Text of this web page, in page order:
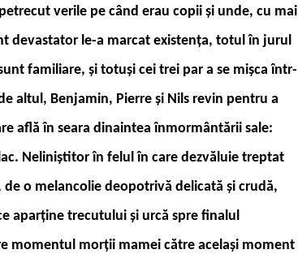
verile pe când erau copii și unde, cu mai
devastator le-a marcat existența, totul în jurul
familiare, și totuși cei trei par a se mișca într-
altul, Benjamin, Pierre și Nils revin pentru a
află în seara dinaintea înmormântării sale:
Neliniștitor în felul în care dezvăluie treptat
o melancolie deopotrivă delicată și crudă,
aparține trecutului și urcă spre finalul
momentul morții mamei către același moment